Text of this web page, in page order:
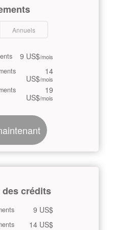
Annuels
9 US$/mois
14
US$/mois
19
US$/mois
des crédits
9 US$
14 US$